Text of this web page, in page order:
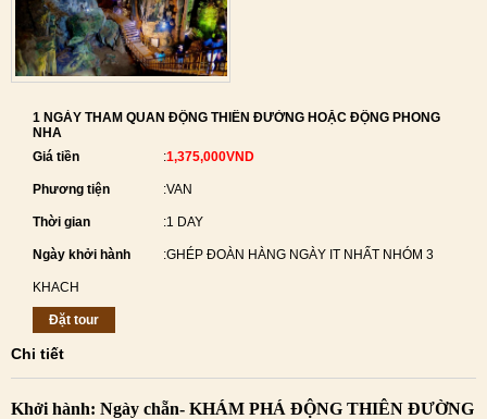
1 NGÀY THAM QUAN ĐỘNG THIÊN ĐƯỜNG HOẶC ĐỘNG PHONG
NHA
Giá tiền
:1,375,000VND
Phương tiện :VAN
Thời gian :1 DAY
Ngày khởi hành :GHÉP ĐOÀN HÀNG NGÀY IT NHẤT NHÓM 3
KHACH
Đặt tour
Chi tiết
Khởi hành: Ngày chẵn- KHÁM PHÁ ĐỘNG THIÊN ĐƯỜNG